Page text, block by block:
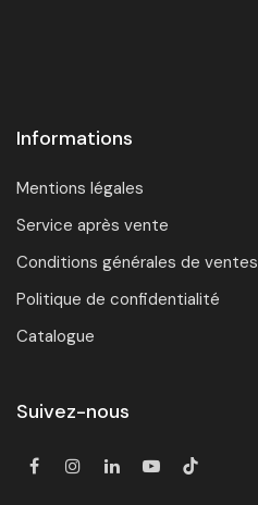
Informations
Mentions légales
Service après vente
Conditions générales de ventes
Politique de confidentialité
Catalogue
Suivez-nous